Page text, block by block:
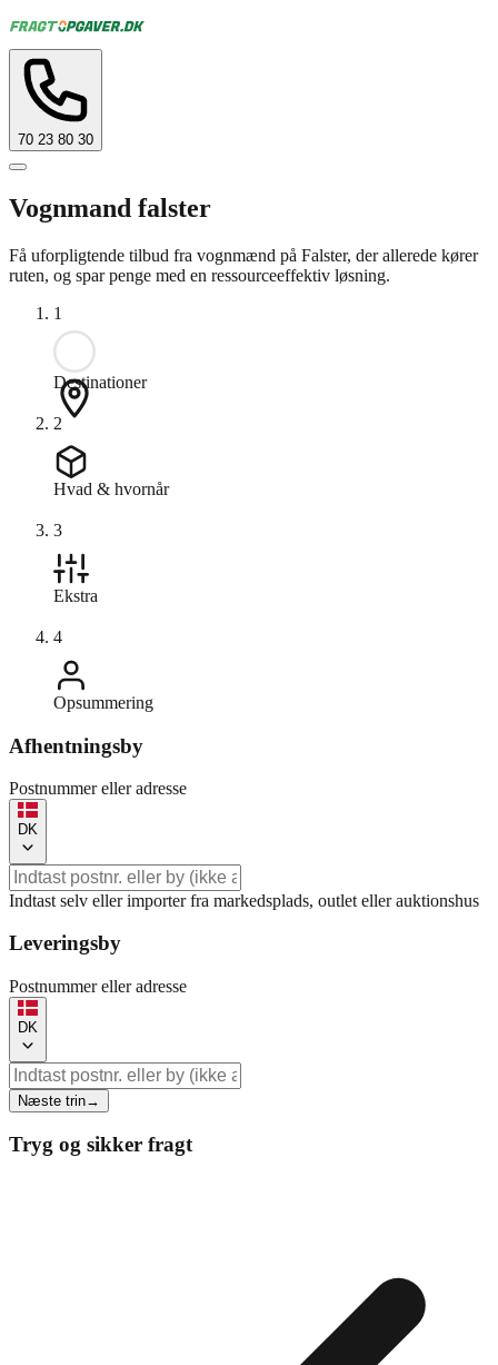
70 23 80 30
Vognmand falster
Få uforpligtende tilbud fra vognmænd på Falster, der allerede kører
ruten, og spar penge med en ressourceeffektiv løsning.
1
Destinationer
2
Hvad & hvornår
3
Ekstra
4
Opsummering
Afhentningsby
Postnummer eller adresse
DK
Indtast selv eller importer fra markedsplads, outlet eller auktionshus
Leveringsby
Postnummer eller adresse
DK
Næste trin→
Tryg og sikker fragt